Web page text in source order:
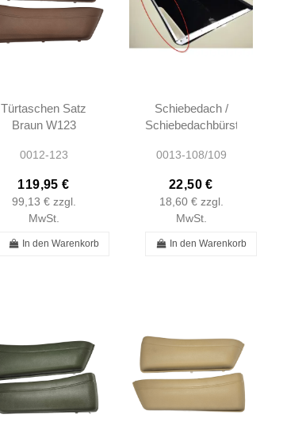
Türtaschen Satz
Braun W123
A1237270264
0012-123
119,95 €
99,13 € zzgl.
MwSt.
In den Warenkorb
Schiebedach /
Schiebedachbürste
W108 W109
W114 W115 -
1087820198...
0013-108/109
22,50 €
18,60 € zzgl.
MwSt.
In den Warenkorb